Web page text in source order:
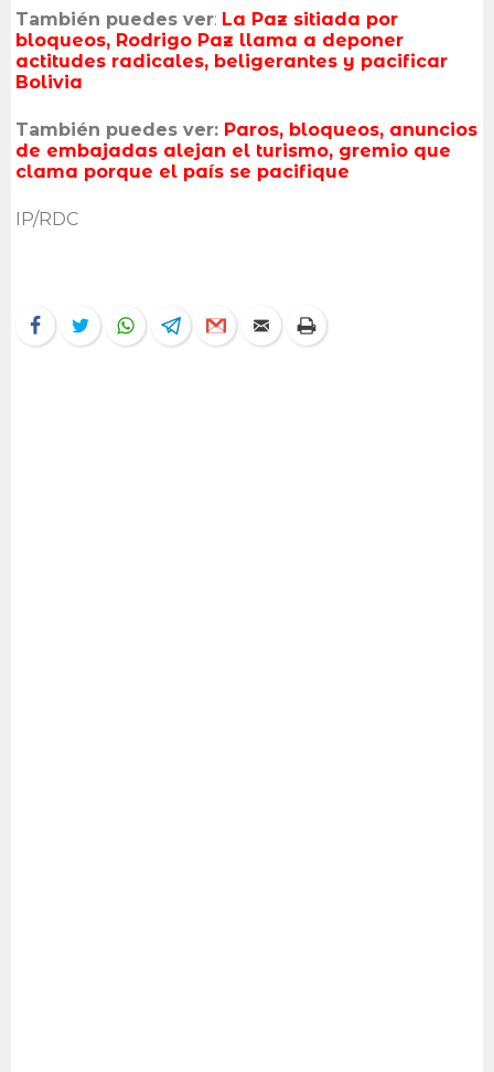
También puedes ver: La Paz sitiada por
bloqueos, Rodrigo Paz llama a deponer
actitudes radicales, beligerantes y pacificar
Bolivia
También puedes ver: Paros, bloqueos, anuncios
de embajadas alejan el turismo, gremio que
clama porque el país se pacifique
IP/RDC